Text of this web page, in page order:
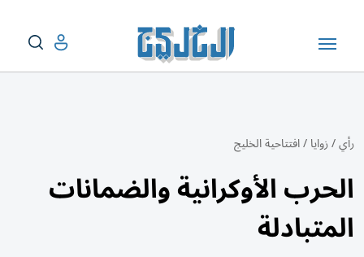
رأي/زوايا/افتتاحية الخليج
الحرب الأوكرانية والضمانات
المتبادلة